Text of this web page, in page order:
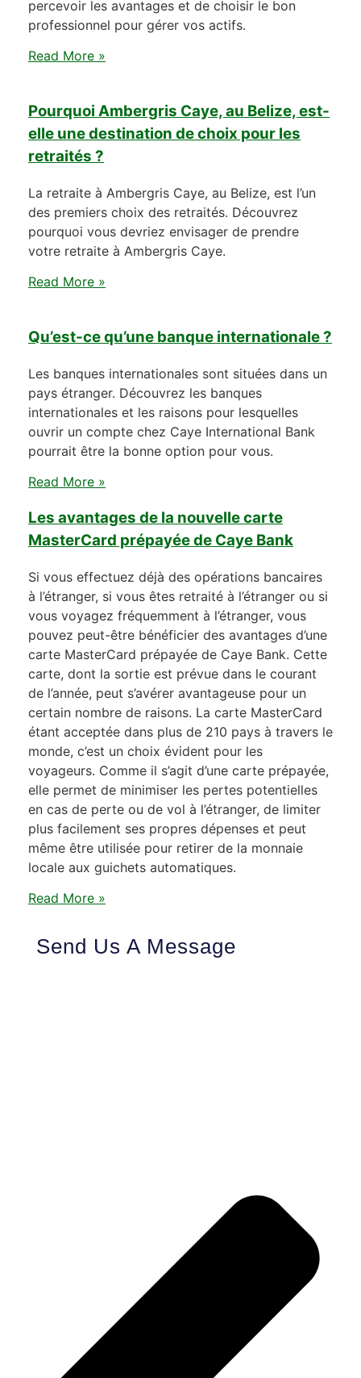
percevoir les avantages et de choisir le bon
professionnel pour gérer vos actifs.
Read More »
Pourquoi Ambergris Caye, au Belize, est-
elle une destination de choix pour les
retraités ?
La retraite à Ambergris Caye, au Belize, est l’un
des premiers choix des retraités. Découvrez
pourquoi vous devriez envisager de prendre
votre retraite à Ambergris Caye.
Read More »
Qu’est-ce qu’une banque internationale ?
Les banques internationales sont situées dans un
pays étranger. Découvrez les banques
internationales et les raisons pour lesquelles
ouvrir un compte chez Caye International Bank
pourrait être la bonne option pour vous.
Read More »
Les avantages de la nouvelle carte
MasterCard prépayée de Caye Bank
Si vous effectuez déjà des opérations bancaires
à l’étranger, si vous êtes retraité à l’étranger ou si
vous voyagez fréquemment à l’étranger, vous
pouvez peut-être bénéficier des avantages d’une
carte MasterCard prépayée de Caye Bank. Cette
carte, dont la sortie est prévue dans le courant
de l’année, peut s’avérer avantageuse pour un
certain nombre de raisons. La carte MasterCard
étant acceptée dans plus de 210 pays à travers le
monde, c’est un choix évident pour les
voyageurs. Comme il s’agit d’une carte prépayée,
elle permet de minimiser les pertes potentielles
en cas de perte ou de vol à l’étranger, de limiter
plus facilement ses propres dépenses et peut
même être utilisée pour retirer de la monnaie
locale aux guichets automatiques.
Read More »
Send Us A Message